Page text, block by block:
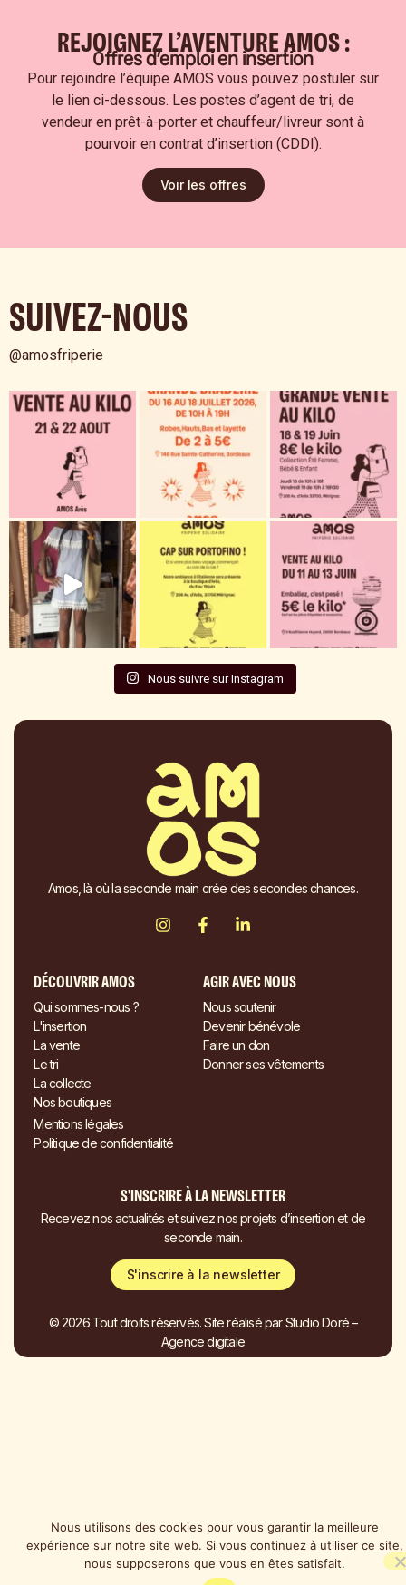
REJOIGNEZ L’AVENTURE AMOS :
Offres d’emploi en insertion
Pour rejoindre l’équipe AMOS vous pouvez postuler sur
le lien ci-dessous. Les postes d’agent de tri, de
vendeur en prêt-à-porter et chauffeur/livreur sont à
pourvoir en contrat d’insertion (CDDI).
Voir les offres
SUIVEZ-NOUS
@amosfriperie
Nous suivre sur Instagram
Amos, là où la seconde main crée des secondes chances.
DÉCOUVRIR AMOS
Qui sommes-nous ?
L'insertion
La vente
Le tri
La collecte
Nos boutiques
Mentions légales
Politique de confidentialité
AGIR AVEC NOUS
Nous soutenir
Devenir bénévole
Faire un don
Donner ses vêtements
S'INSCRIRE À LA NEWSLETTER
Recevez nos actualités et suivez nos projets d’insertion et de
seconde main.
S'inscrire à la newsletter
© 2026 Tout droits réservés. Site réalisé parStudio Doré –
Agence digitale
Nous utilisons des cookies pour vous garantir la meilleure
expérience sur notre site web. Si vous continuez à utiliser ce site,
nous supposerons que vous en êtes satisfait.